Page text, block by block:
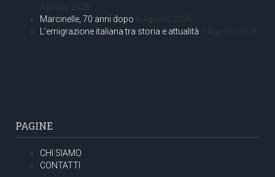
Agosto 2026
Marcinelle, 70 anni dopo 5 Agosto 2026
L’emigrazione italiana tra storia e attualità 1 Agosto 2026
PAGINE
CHI SIAMO
CONTATTI